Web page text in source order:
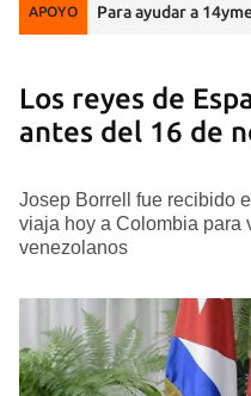
APOYO Para ayudar a
Los reyes de
antes del 16 de
Josep Borrell fue recibido
viaja hoy a Colombia para
venezolanos